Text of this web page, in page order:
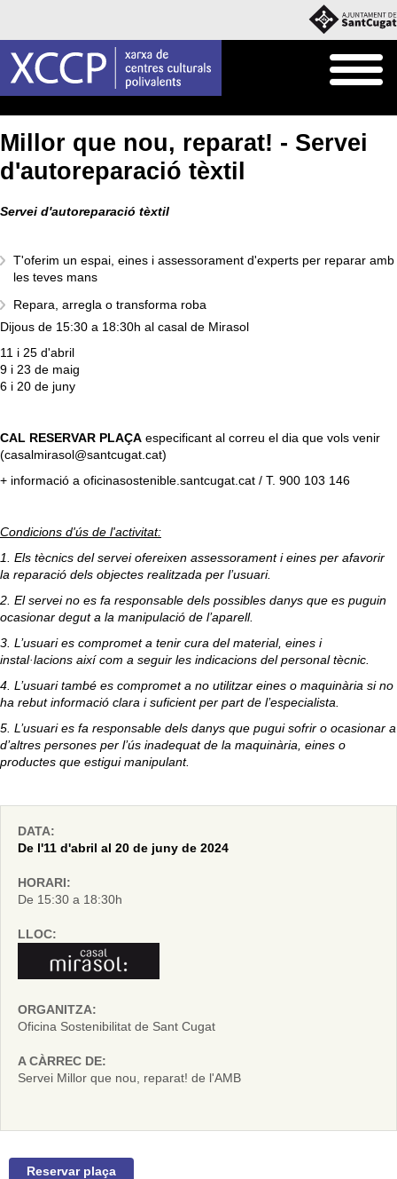
Millor que nou, reparat! - Servei
d'autoreparació tèxtil
Servei d'autoreparació tèxtil
T'oferim un espai, eines i assessorament d'experts per reparar amb
les teves mans
Repara, arregla o transforma roba
Dijous de 15:30 a 18:30h al casal de Mirasol
11 i 25 d'abril
9 i 23 de maig
6 i 20 de juny
CAL RESERVAR PLAÇA especificant al correu el dia que vols venir
(casalmirasol@santcugat.cat)
+ informació a oficinasostenible.santcugat.cat / T. 900 103 146
Condicions d'ús de l'activitat:
1. Els tècnics del servei ofereixen assessorament i eines per afavorir
la reparació dels objectes realitzada per l’usuari.
2. El servei no es fa responsable dels possibles danys que es puguin
ocasionar degut a la manipulació de l’aparell.
3. L’usuari es compromet a tenir cura del material, eines i
instal·lacions així com a seguir les indicacions del personal tècnic.
4. L’usuari també es compromet a no utilitzar eines o maquinària si no
ha rebut informació clara i suficient per part de l’especialista.
5. L’usuari es fa responsable dels danys que pugui sofrir o ocasionar a
d’altres persones per l’ús inadequat de la maquinària, eines o
productes que estigui manipulant.
DATA:
De l'11 d'abril al 20 de juny de 2024
HORARI:
De 15:30 a 18:30h
LLOC:
ORGANITZA:
Oficina Sostenibilitat de Sant Cugat
A CÀRREC DE:
Servei Millor que nou, reparat! de l'AMB
Reservar plaça